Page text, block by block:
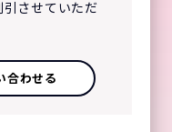
引させていただ
合わせる